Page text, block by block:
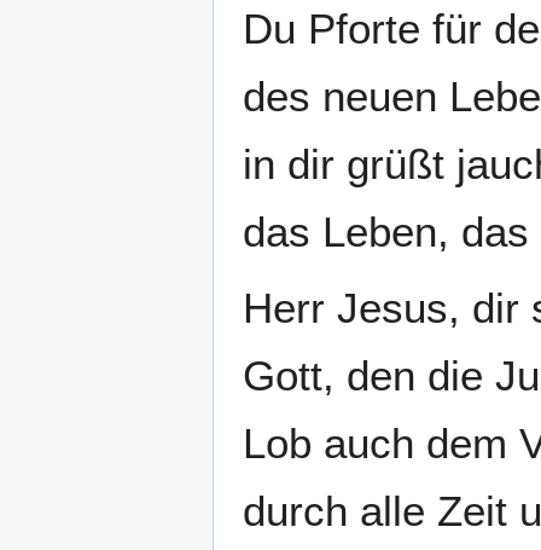
Du Pforte für
des neuen
in dir grüßt
das Leben,
Herr Jesus, dir
Gott, den die
Lob auch dem
durch alle Zeit